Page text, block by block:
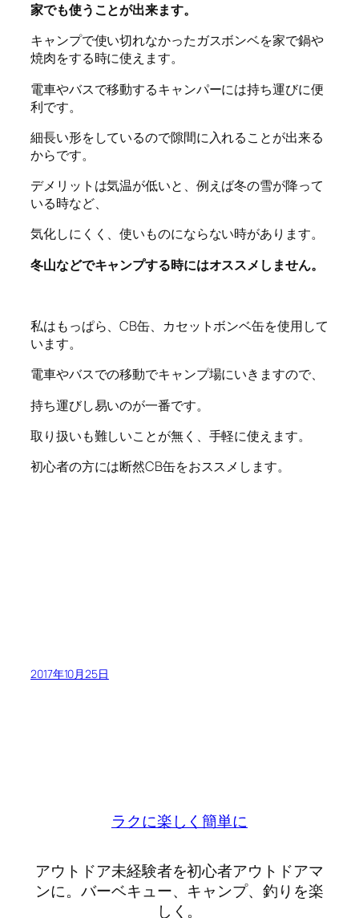
家でも使うことが出来ます。
キャンプで使い切れなかったガスボンベを家で鍋や
焼肉をする時に使えます。
電車やバスで移動するキャンパーには持ち運びに便
利です。
細長い形をしているので隙間に入れることが出来る
からです。
デメリットは気温が低いと、例えば冬の雪が降って
いる時など、
気化しにくく、使いものにならない時があります。
冬山などでキャンプする時にはオススメしません。
私はもっぱら、CB缶、カセットボンベ缶を使用して
います。
電車やバスでの移動でキャンプ場にいきますので、
持ち運びし易いのが一番です。
取り扱いも難しいことが無く、手軽に使えます。
初心者の方には断然CB缶をおススメします。
2017年10月25日
ラクに楽しく簡単に
アウトドア未経験者を初心者アウトドアマ
ンに。バーベキュー、キャンプ、釣りを楽
しく。